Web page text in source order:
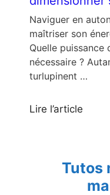
Naviguer en
maîtriser son
Quelle
nécessaire ?
turlupinent …
Lire l’article
Tutos